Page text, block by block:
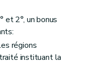
et 2°, un bonus
régions
instituant la